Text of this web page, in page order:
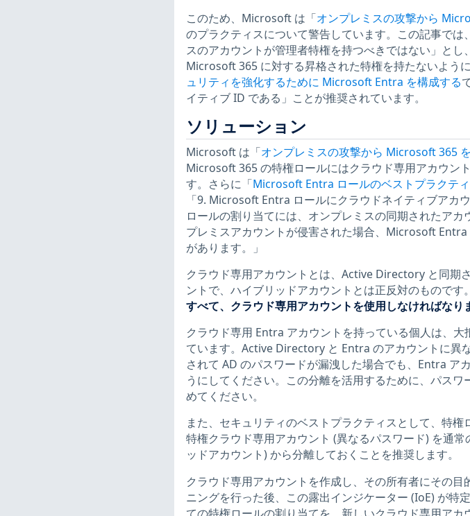
このため、Microsoft は「オンプレミスの攻撃から
のプラクティスについて警告しています。この記事で
スのアカウントが管理者特権を持つべきではない」とし
Microsoft 365 に対する昇格された特権を持たないよう
ュリティを強化するために Microsoft Entra を構成する
イティブ ID である」ことが推奨されています。
ソリューション
Microsoft は「オンプレミスの攻撃から Microsoft 365
Microsoft 365 の特権ロールにはクラウド専用アカウン
す。さらに「Microsoft Entra ロールのベストプラクテ
「9. Microsoft Entra ロールにクラウドネイティブア
ロールの割り当てには、オンプレミスの同期されたア
プレミスアカウントが侵害された場合、Microsoft
があります。」
クラウド専用アカウントとは、Active Directory と同期
ントで、ハイブリッドアカウントとは正反対のものです。
すべて、クラウド専用アカウントを使用しなければなり
クラウド専用 Entra アカウントを持っている個人は、
ています。Active Directory と Entra のアカウントに異
されて AD のパスワードが漏洩した場合でも、Entra ア
うにしてください。この分離を活用するために、パス
めてください。
また、セキュリティのベストプラクティスとして、特権
特権クラウド専用アカウント (異なるパスワード) を通
ッドアカウント) から分離しておくことを推奨します。
クラウド専用アカウントを作成し、その所有者にその
ニングを行った後、この露出インジケーター (IoE) が特
ての特権ロールの割り当てを、新しいクラウド専用アカ